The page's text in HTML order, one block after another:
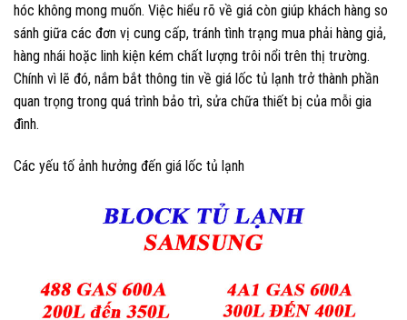
hóc không mong muốn. Việc hiểu rõ về giá còn giúp khách hàng so
sánh giữa các đơn vị cung cấp, tránh tình trạng mua phải hàng giả,
hàng nhái hoặc linh kiện kém chất lượng trôi nổi trên thị trường.
Chính vì lẽ đó, nắm bắt thông tin về giá lốc tủ lạnh trở thành phần
quan trọng trong quá trình bảo trì, sửa chữa thiết bị của mỗi gia
đình.
Các yếu tố ảnh hưởng đến giá lốc tủ lạnh